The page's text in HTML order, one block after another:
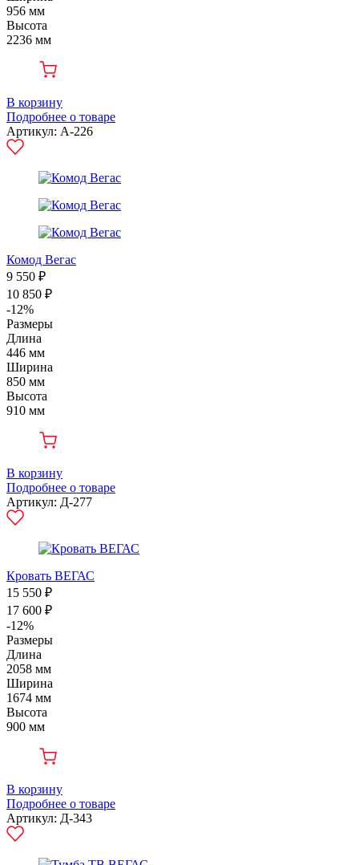
956 мм
Высота
2236 мм
В корзину
Подробнее о товаре
Артикул: А-226
Комод Вегас
9 550 ₽
10 850 ₽
-12%
Размеры
Длина
446 мм
Ширина
850 мм
Высота
910 мм
В корзину
Подробнее о товаре
Артикул: Д-277
Кровать ВЕГАС
15 550 ₽
17 600 ₽
-12%
Размеры
Длина
2058 мм
Ширина
1674 мм
Высота
900 мм
В корзину
Подробнее о товаре
Артикул: Д-343